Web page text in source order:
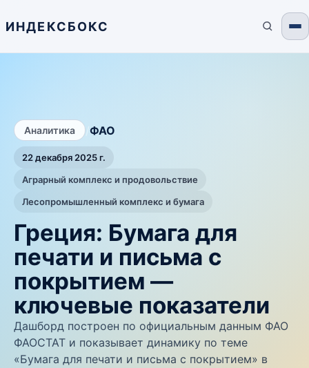
ИНДЕКСБОКС
Аналитика ФАО
22 декабря 2025 г.
Аграрный комплекс и продовольствие
Лесопромышленный комплекс и бумага
Греция: Бумага для
печати и письма с
покрытием —
ключевые показатели
Дашборд построен по официальным данным ФАО
ФАОСТАТ и показывает динамику по теме
«Бумага для печати и письма с покрытием» в